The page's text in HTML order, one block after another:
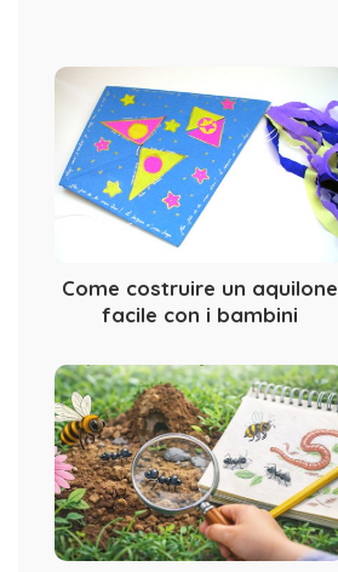
Come costruire un aquilone
facile con i bambini